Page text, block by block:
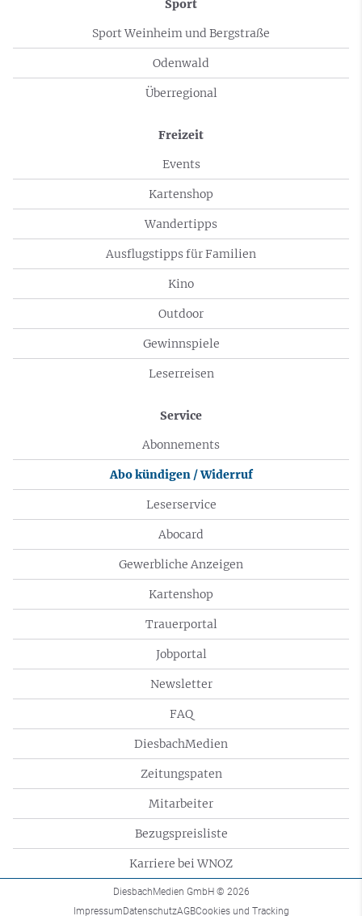
Sport
Sport Weinheim und Bergstraße
Odenwald
Überregional
Freizeit
Events
Kartenshop
Wandertipps
Ausflugstipps für Familien
Kino
Outdoor
Gewinnspiele
Leserreisen
Service
Abonnements
Abo kündigen / Widerruf
Leserservice
Abocard
Gewerbliche Anzeigen
Kartenshop
Trauerportal
Jobportal
Newsletter
FAQ
DiesbachMedien
Zeitungspaten
Mitarbeiter
Bezugspreisliste
Karriere bei WNOZ
DiesbachMedien GmbH © 2026
ImpressumDatenschutzAGBCookies und Tracking